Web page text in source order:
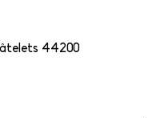
44200